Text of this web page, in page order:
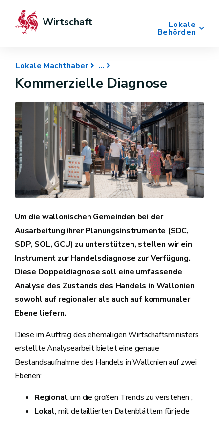
Lokale
Behörden
Wirtschaft
Lokale Machthaber
Kommerzielle Diagnose
Um die wallonischen Gemeinden bei der
Ausarbeitung ihrer Planungsinstrumente (SDC,
SDP, SOL, GCU) zu unterstützen, stellen wir ein
Instrument zur Handelsdiagnose zur Verfügung.
Diese Doppeldiagnose soll eine umfassende
Analyse des Zustands des Handels in Wallonien
sowohl auf regionaler als auch auf kommunaler
Ebene liefern.
Diese im Auftrag des ehemaligen Wirtschaftsministers
erstellte Analysearbeit bietet eine genaue
Bestandsaufnahme des Handels in Wallonien auf zwei
Ebenen:
Regional, um die großen Trends zu verstehen ;
Lokal, mit detaillierten Datenblättern für jede